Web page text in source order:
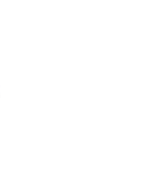
Brasileiro de Folclore
Tradicionalista